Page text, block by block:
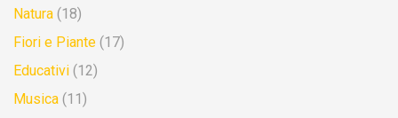
Natura (18)
Fiori e Piante (17)
Educativi (12)
Musica (11)